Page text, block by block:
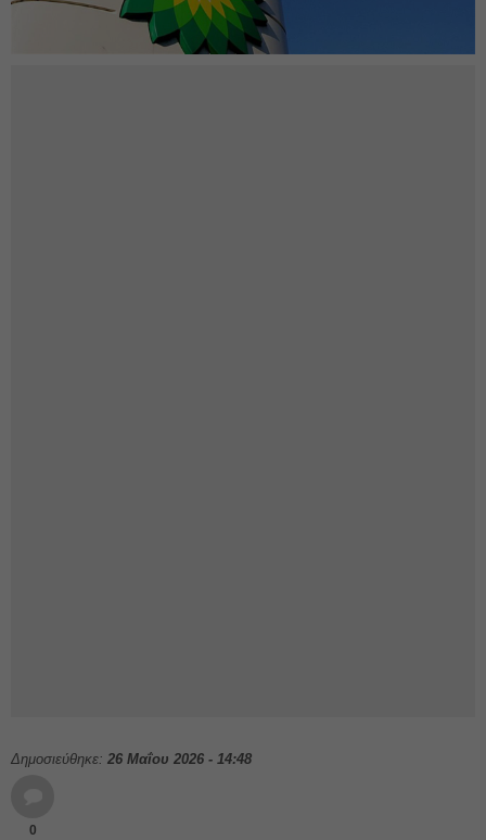
Δημοσιεύθηκε: 26 Μαΐου 2026 - 14:48
0